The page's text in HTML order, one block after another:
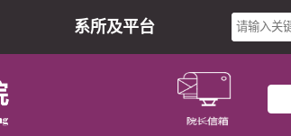
系所及平台